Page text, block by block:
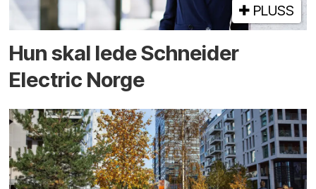
PLUSS
Hun skal lede Schneider
Electric Norge